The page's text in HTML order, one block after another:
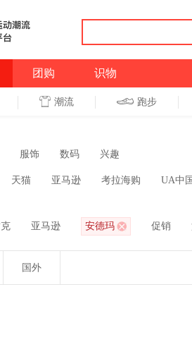
团购 识物
潮流 跑步
服饰 数码 兴趣
天猫 亚马逊 考拉海购 UA中
亚马逊 安德玛 促销
国外